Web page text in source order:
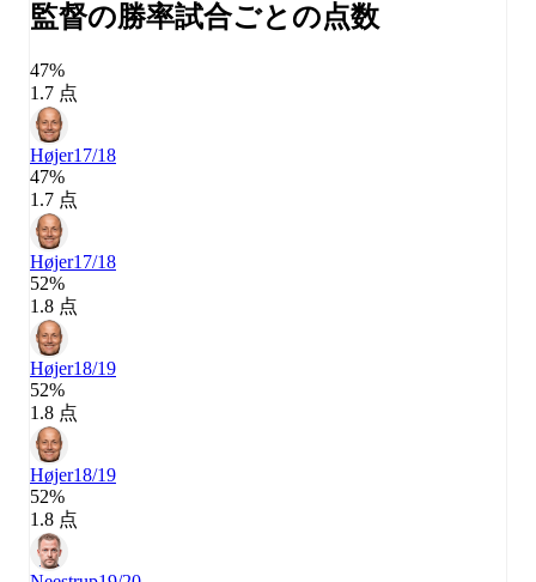
監督の勝率試合ごとの点数
47%
1.7 点
Højer17/18
47%
1.7 点
Højer17/18
52%
1.8 点
Højer18/19
52%
1.8 点
Højer18/19
52%
1.8 点